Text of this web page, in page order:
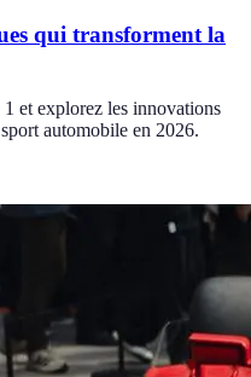
qui transforment la
et explorez les innovations
automobile en 2026.